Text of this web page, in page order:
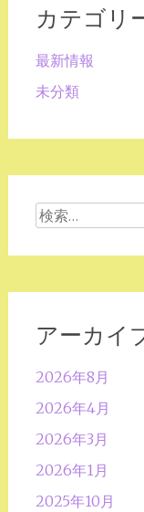
カテゴリ
最新情報
未分類
検
アーカイ
2026年8月
2026年4月
2026年3月
2026年1月
2025年10月